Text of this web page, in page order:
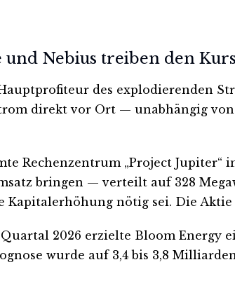
Nebius treiben den Kurs
des explodierenden
direkt vor Ort — unabhängig
Rechenzentrum „Project
bringen — verteilt auf 328
Kapitalerhöhung nötig sei. Die
2026 erzielte Bloom Energy
wurde auf 3,4 bis 3,8